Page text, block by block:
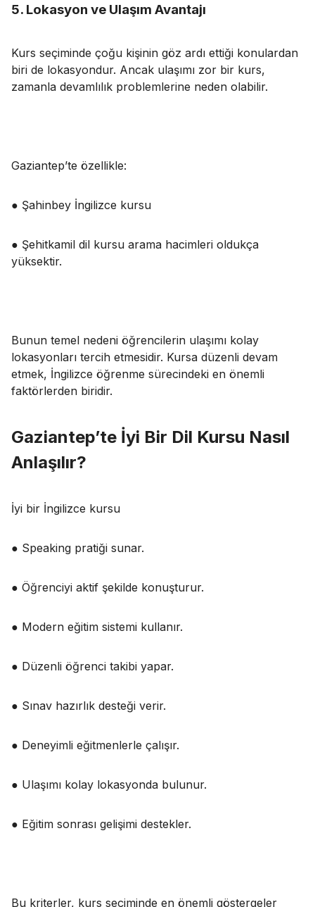
5. Lokasyon ve Ulaşım Avantajı
Kurs seçiminde çoğu kişinin göz ardı ettiği konulardan
biri de lokasyondur. Ancak ulaşımı zor bir kurs,
zamanla devamlılık problemlerine neden olabilir.
Gaziantep’te özellikle:
● Şahinbey İngilizce kursu
● Şehitkamil dil kursu arama hacimleri oldukça
yüksektir.
Bunun temel nedeni öğrencilerin ulaşımı kolay
lokasyonları tercih etmesidir. Kursa düzenli devam
etmek, İngilizce öğrenme sürecindeki en önemli
faktörlerden biridir.
Gaziantep’te İyi Bir Dil Kursu Nasıl
Anlaşılır?
İyi bir İngilizce kursu
● Speaking pratiği sunar.
● Öğrenciyi aktif şekilde konuşturur.
● Modern eğitim sistemi kullanır.
● Düzenli öğrenci takibi yapar.
● Sınav hazırlık desteği verir.
● Deneyimli eğitmenlerle çalışır.
● Ulaşımı kolay lokasyonda bulunur.
● Eğitim sonrası gelişimi destekler.
Bu kriterler, kurs seçiminde en önemli göstergeler